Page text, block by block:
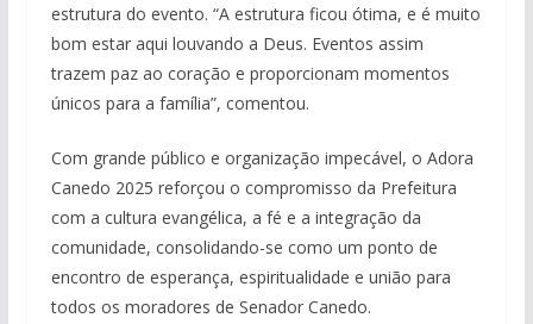
estrutura do evento. “A estrutura ficou ótima, e é muito
bom estar aqui louvando a Deus. Eventos assim
trazem paz ao coração e proporcionam momentos
únicos para a família”, comentou.
Com grande público e organização impecável, o Adora
Canedo 2025 reforçou o compromisso da Prefeitura
com a cultura evangélica, a fé e a integração da
comunidade, consolidando-se como um ponto de
encontro de esperança, espiritualidade e união para
todos os moradores de Senador Canedo.